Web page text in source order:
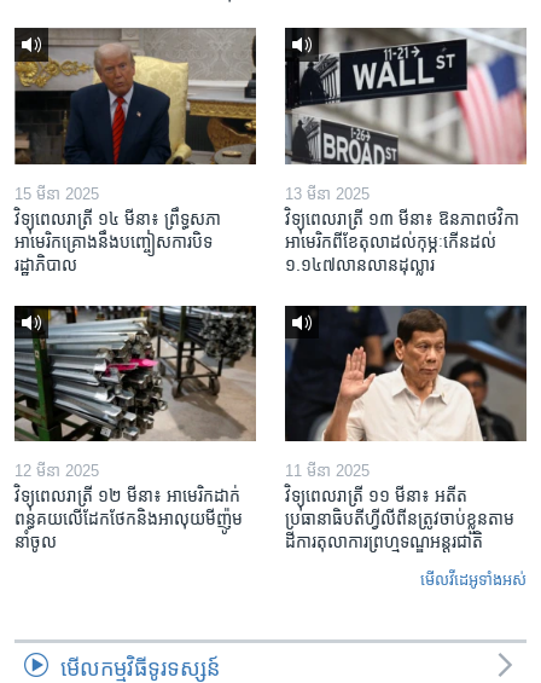
15 មីនា 2025
វិទ្យុពេលរាត្រី ១៤ មីនា៖ ព្រឹទ្ធសភា
អាមេរិកគ្រោងនឹងបញ្ចៀសការបិទ
រដ្ឋាភិបាល
13 មីនា 2025
វិទ្យុពេលរាត្រី ១៣ មីនា៖ ឱនភាព​ថវិកា​
អាមេរិក​ពី​ខែ​តុលា​ដល់​កុម្ភៈ​កើន​ដល់​
១.១៤៧​លានលាន​ដុល្លារ
12 មីនា 2025
វិទ្យុពេលរាត្រី ១២ មីនា៖ អាមេរិក​ដាក់​
ពន្ធគយ​លើ​ដែកថែក​និង​អាលុយ​មីញ៉ូម​
នាំចូល
11 មីនា 2025
វិទ្យុពេលរាត្រី ១១ មីនា៖ អតីត​
ប្រធានាធិបតីហ្វីលីពីន​ត្រូវ​ចាប់ខ្លួនតាម
ដីការ​តុលាការ​ព្រហ្មទណ្ឌ​អន្តរជាតិ
មើល​វីដេអូ​ទាំង​អស់
មើល​កម្មវិធី​ទូរទស្សន៍